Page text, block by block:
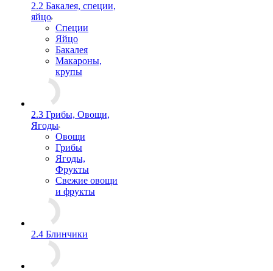
2.2 Бакалея, специи,
яйцо
Специи
Яйцо
Бакалея
Макароны,
крупы
2.3 Грибы, Овощи,
Ягоды
Овощи
Грибы
Ягоды,
Фрукты
Свежие овощи
и фрукты
2.4 Блинчики